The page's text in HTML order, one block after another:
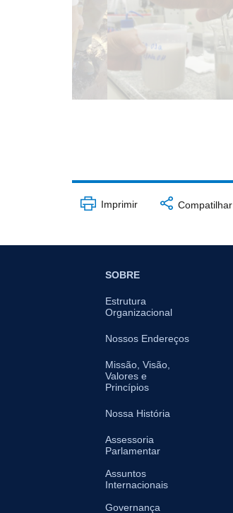
Imprimir Compatilhar
SOBRE
Estrutura
Organizacional
Nossos Endereços
Missão, Visão,
Valores e
Princípios
Nossa História
Assessoria
Parlamentar
Assuntos
Internacionais
Governança